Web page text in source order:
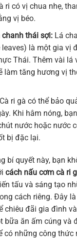
ri có vị chua nhẹ,
vị béo.
thái sợi:Lá
leaves) là một gia vị
Thái. Thêm vài lá
làm tăng hương vị
ri gà có thể bảo
Khi hâm nóng,
nước hoặc nước
bị đặc lại.
bí quyết này, bạn
cách nấu cơm cà ri
tấu và sáng tạo
cách riêng. Đây
chiêu đãi gia đình
bữa ăn ấm cúng và
có những công thức